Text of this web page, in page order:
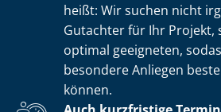
heißt: Wir suchen nicht
Gutachter für Ihr Projekt,
optimal geeigneten,
besondere Anliegen
können.